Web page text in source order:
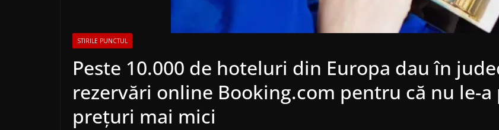
STIRILE PUNCTUL
Peste 10.000 de hoteluri din Europa dau în
rezervări online Booking.com pentru că nu le-
prețuri mai mici